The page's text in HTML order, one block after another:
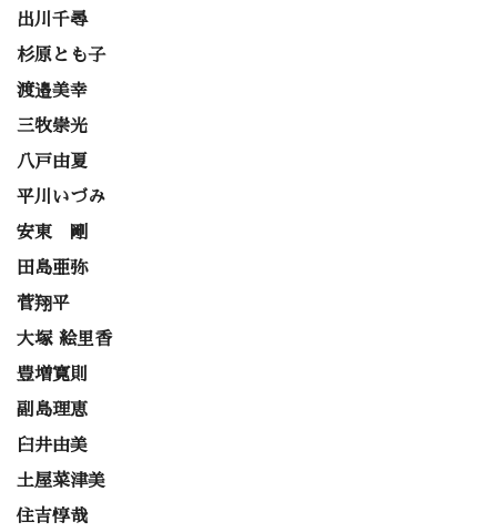
出川千尋
杉原とも子
渡邉美幸
三牧崇光
八戸由夏
平川いづみ
安東 剛
田島亜弥
菅翔平
大塚 絵里香
豊増寛則
副島理恵
臼井由美
土屋菜津美
住吉惇哉